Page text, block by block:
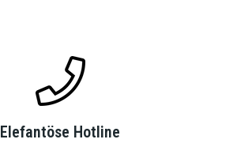
Elefantöse Hotline